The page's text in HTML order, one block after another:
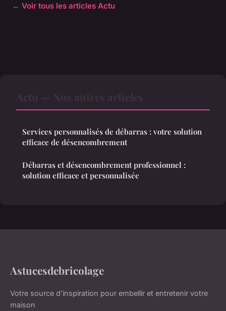
← Voir tous les articles Actu
Services personnalisés de débarras : votre solution
efficace de désencombrement
Débarras et désencombrement professionnel :
solution efficace et personnalisée
Astucesdebricolage
Votre source d'inspiration pour embellir et entretenir votre
maison